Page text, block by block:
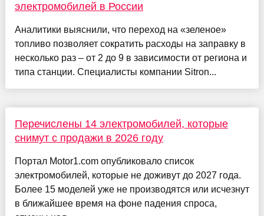
электромобилей в России
Аналитики выяснили, что переход на «зеленое»
топливо позволяет сократить расходы на заправку в
несколько раз – от 2 до 9 в зависимости от региона и
типа станции. Специалисты компании Sitron...
Перечислены 14 электромобилей, которые
снимут с продажи в 2026 году
Портал Motor1.com опубликовало список
электромобилей, которые не доживут до 2027 года.
Более 15 моделей уже не производятся или исчезнут
в ближайшее время на фоне падения спроса,